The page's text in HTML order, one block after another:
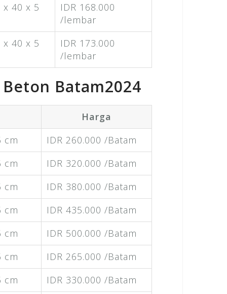
x 40 x 5
IDR 168.000
/lembar
x 40 x 5
IDR 173.000
/lembar
Batam2024
Harga
cm
IDR 260.000 /Batam
cm
IDR 320.000 /Batam
cm
IDR 380.000 /Batam
cm
IDR 435.000 /Batam
cm
IDR 500.000 /Batam
cm
IDR 265.000 /Batam
cm IDR 330.000 /Batam